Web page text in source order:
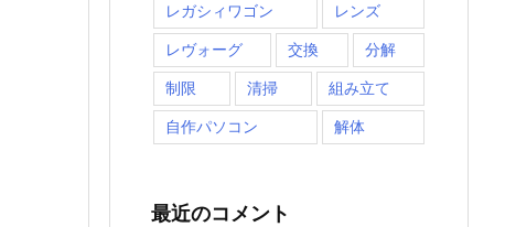
レガシィワゴン レンズ
レヴォーグ 交換 分解
制限 清掃 組み立て
自作パソコン 解体
最近のコメント